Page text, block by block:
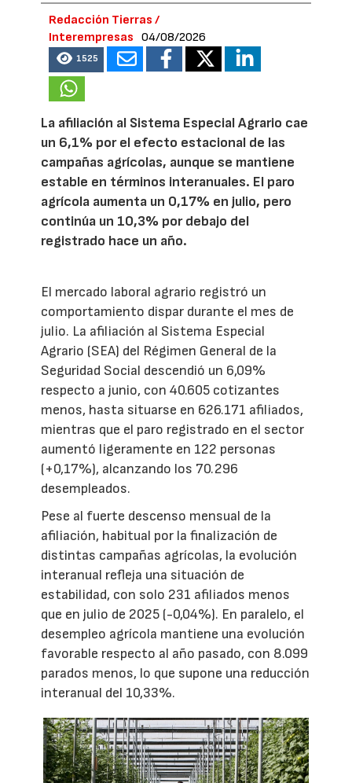
Redacción Tierras /
Interempresas
04/08/2026
1525
La afiliación al Sistema Especial Agrario cae
un 6,1% por el efecto estacional de las
campañas agrícolas, aunque se mantiene
estable en términos interanuales. El paro
agrícola aumenta un 0,17% en julio, pero
continúa un 10,3% por debajo del
registrado hace un año.
El mercado laboral agrario registró un
comportamiento dispar durante el mes de
julio. La afiliación al Sistema Especial
Agrario (SEA) del Régimen General de la
Seguridad Social descendió un 6,09%
respecto a junio, con 40.605 cotizantes
menos, hasta situarse en 626.171 afiliados,
mientras que el paro registrado en el sector
aumentó ligeramente en 122 personas
(+0,17%), alcanzando los 70.296
desempleados.
Pese al fuerte descenso mensual de la
afiliación, habitual por la finalización de
distintas campañas agrícolas, la evolución
interanual refleja una situación de
estabilidad, con solo 231 afiliados menos
que en julio de 2025 (-0,04%). En paralelo, el
desempleo agrícola mantiene una evolución
favorable respecto al año pasado, con 8.099
parados menos, lo que supone una reducción
interanual del 10,33%.